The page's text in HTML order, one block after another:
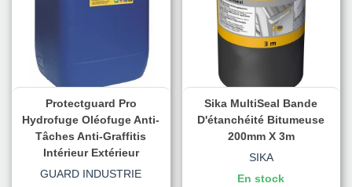
Protectguard Pro
Hydrofuge Oléofuge Anti-
Tâches Anti-Graffitis
Intérieur Extérieur
GUARD INDUSTRIE
Sika MultiSeal Bande
D'étanchéité Bitumeuse
200mm X 3m
SIKA
En stock